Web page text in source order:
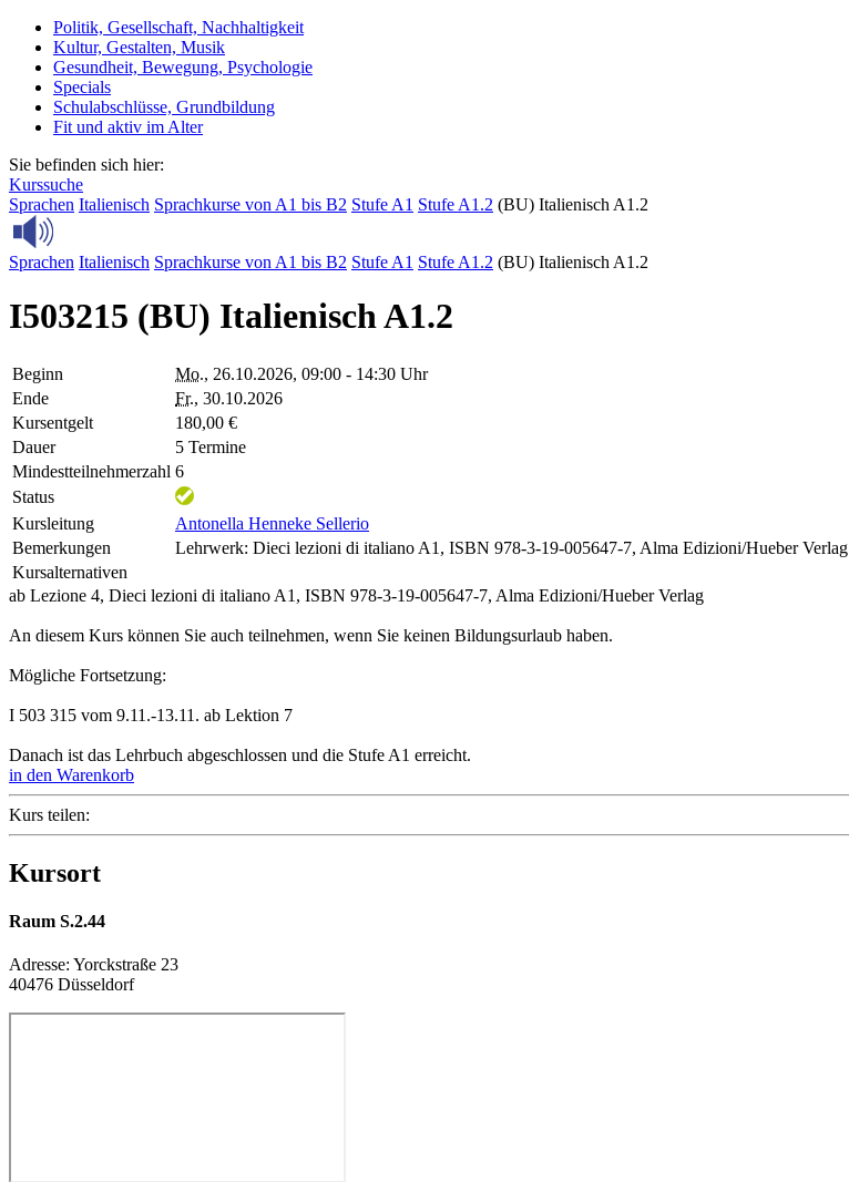
Politik, Gesellschaft, Nachhaltigkeit
Kultur, Gestalten, Musik
Gesundheit, Bewegung, Psychologie
Specials
Schulabschlüsse, Grundbildung
Fit und aktiv im Alter
Sie befinden sich hier:
Kurssuche
Sprachen Italienisch Sprachkurse von A1 bis B2 Stufe A1 Stufe A1.2 (BU) Italienisch A1.2
Sprachen Italienisch Sprachkurse von A1 bis B2 Stufe A1 Stufe A1.2 (BU) Italienisch A1.2
I503215 (BU) Italienisch A1.2
Beginn Mo., 26.10.2026, 09:00 - 14:30 Uhr
Ende
Fr., 30.10.2026
Kursentgelt
180,00 €
Dauer
5 Termine
Mindestteilnehmerzahl 6
Status
Kursleitung
Antonella Henneke Sellerio
Bemerkungen
Lehrwerk: Dieci lezioni di italiano A1, ISBN 978-3-19-005647-7, Alma Edizioni/Hueber Verlag
Kursalternativen
ab Lezione 4, Dieci lezioni di italiano A1, ISBN 978-3-19-005647-7, Alma Edizioni/Hueber Verlag
An diesem Kurs können Sie auch teilnehmen, wenn Sie keinen Bildungsurlaub haben.
Mögliche Fortsetzung:
I 503 315 vom 9.11.-13.11. ab Lektion 7
Danach ist das Lehrbuch abgeschlossen und die Stufe A1 erreicht.
in den Warenkorb
Kurs teilen:
Kursort
Raum S.2.44
Adresse: Yorckstraße 23
40476 Düsseldorf